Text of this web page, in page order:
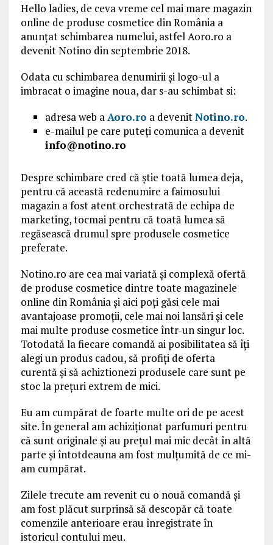
Hello ladies, de ceva vreme cel mai mare magazin
online de produse cosmetice din România a
anunțat schimbarea numelui, astfel Aoro.ro a
devenit Notino din septembrie 2018.
Odata cu schimbarea denumirii și logo-ul a
imbracat o imagine noua, dar s-au schimbat si:
adresa web a Aoro.ro a devenitNotino.ro.
e-mailul pe care puteți comunica a devenit
info@notino.ro
Despre schimbare cred că știe toată lumea deja,
pentru că această redenumire a faimosului
magazin a fost atent orchestrată de echipa de
marketing, tocmai pentru că toată lumea să
regăsească drumul spre produsele cosmetice
preferate.
Notino.ro are cea mai variată și complexă ofertă
de produse cosmetice dintre toate magazinele
online din România și aici poți găsi cele mai
avantajoase promoții, cele mai noi lansări și cele
mai multe produse cosmetice într-un singur loc.
Totodată la fiecare comandă ai posibilitatea să îți
alegi un produs cadou, să profiți de oferta
curentă și să achiztionezi produsele care sunt pe
stoc la prețuri extrem de mici.
Eu am cumpărat de foarte multe ori de pe acest
site. În general am achiziționat parfumuri pentru
că sunt originale și au prețul mai mic decât în altă
parte și întotdeauna am fost mulțumită de ce mi-
am cumpărat.
Zilele trecute am revenit cu o nouă comandă și
am fost plăcut surprinsă să descopăr că toate
comenzile anterioare erau înregistrate în
istoricul contului meu.